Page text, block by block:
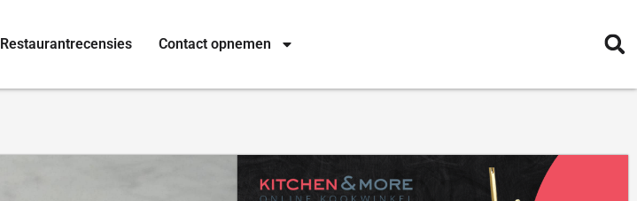
Restaurantrecensies Contact opnemen